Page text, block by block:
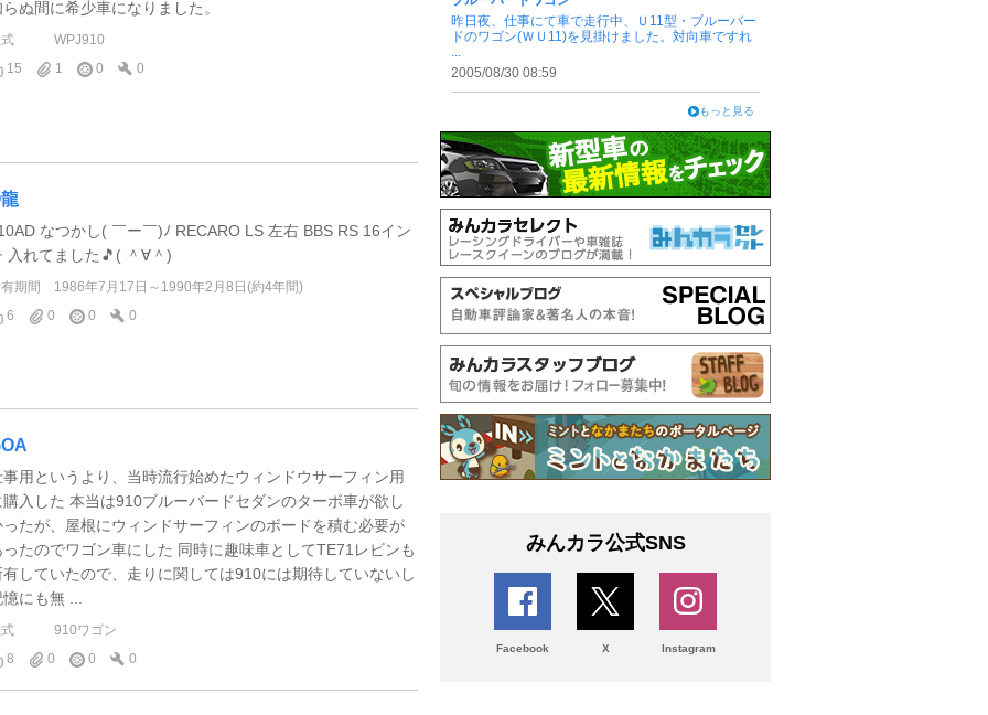
ぬ間に希少車になりました。
WPJ910
15
1 0 0
なつかし( ￣ー￣)ﾉ RECARO LS 左右 BBS RS 16イン
入れてました🎵( ＾∀＾)
期間
1986年7月17日～1990年2月8日(約4年間)
6
0 0 0
事用というより、当時流行始めたウィンドウサーフィン用
購入した 本当は910ブルーバードセダンのターボ車が欲し
ったが、屋根にウィンドサーフィンのボードを積む必要が
ったのでワゴン車にした 同時に趣味車としてTE71レビンも
有していたので、走りに関しては910には期待していないし
憶にも無 ...
910ワゴン
8
0 0 0
昨日夜、仕事にて車で走行中、Ｕ11型・ブルーバー
ドのワゴン(ＷＵ11)を見掛けました。対向車ですれ
...
2005/08/30 08:59
もっと見る
みんカラ公式SNS
Facebook X Instagram